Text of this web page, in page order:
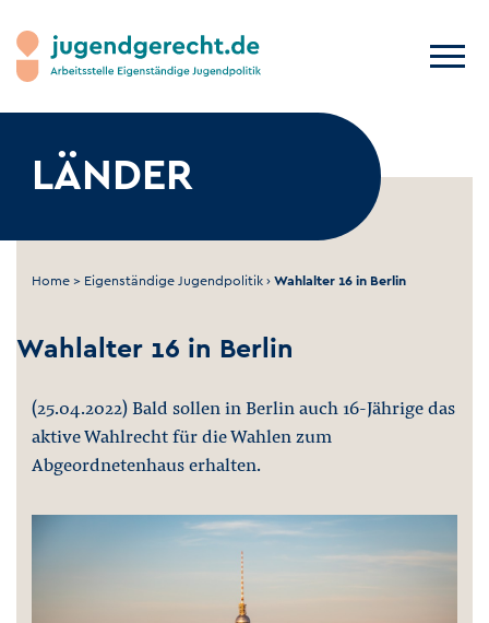
LÄNDER
Home > Eigenständige Jugendpolitik › Wahlalter 16 in Berlin
Wahlalter 16 in Berlin
(25.04.2022) Bald sollen in Berlin auch 16-Jährige das
aktive Wahlrecht für die Wahlen zum
Abgeordnetenhaus erhalten.